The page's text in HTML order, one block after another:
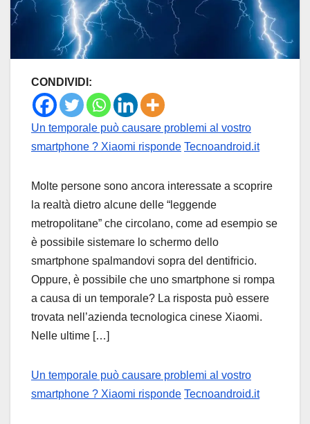
CONDIVIDI:
Un temporale può causare problemi al vostro
smartphone ? Xiaomi risponde Tecnoandroid.it
Molte persone sono ancora interessate a scoprire
la realtà dietro alcune delle “leggende
metropolitane” che circolano, come ad esempio se
è possibile sistemare lo schermo dello
smartphone spalmandovi sopra del dentifricio.
Oppure, è possibile che uno smartphone si rompa
a causa di un temporale? La risposta può essere
trovata nell’azienda tecnologica cinese Xiaomi.
Nelle ultime […]
Un temporale può causare problemi al vostro
smartphone ? Xiaomi risponde Tecnoandroid.it